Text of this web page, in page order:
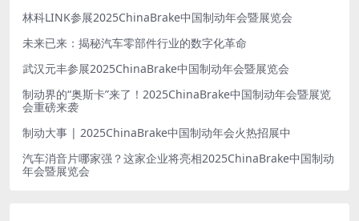
林科LINK参展2025ChinaBrake中国制动年会暨展览会
未来已来：揭秘汽车零部件行业的数字化革命
武汉元丰参展2025ChinaBrake中国制动年会暨展览会
制动界的“奥斯卡”来了！2025ChinaBrake中国制动年会暨展览
会重磅来袭
制动大事 | 2025ChinaBrake中国制动年会火热招展中
汽车消音片哪家强？这家企业将亮相2025ChinaBrake中国制动
年会暨展览会